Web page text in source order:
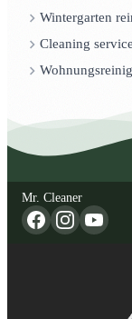
Wintergarten
Cleaning service
Mr. Cleaner